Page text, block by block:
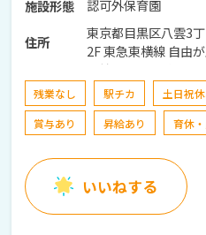
施設形態
認可外保育園
住所
東京都目黒区八雲3
2F 東急東横線 自由が丘駅 東急東横線・東急大井
町線 自由が丘駅徒
残業なし 駅チカ 土日祝
賞与あり
昇給あり 育休
いいねする